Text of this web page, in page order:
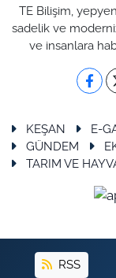
TE Bilişim,
sadelik ve
ve insanlara
KEŞAN E-
GÜNDEM
TARIM VE
RSS